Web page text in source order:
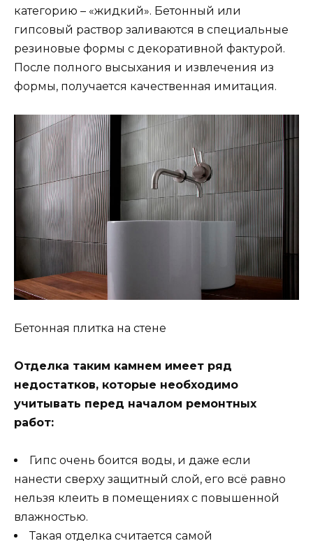
категорию – «жидкий». Бетонный или
гипсовый раствор заливаются в специальные
резиновые формы с декоративной фактурой.
После полного высыхания и извлечения из
формы, получается качественная имитация.
Бетонная плитка на стене
Отделка таким камнем имеет ряд
недостатков, которые необходимо
учитывать перед началом ремонтных
работ:
Гипс очень боится воды, и даже если
нанести сверху защитный слой, его всё равно
нельзя клеить в помещениях с повышенной
влажностью.
Такая отделка считается самой